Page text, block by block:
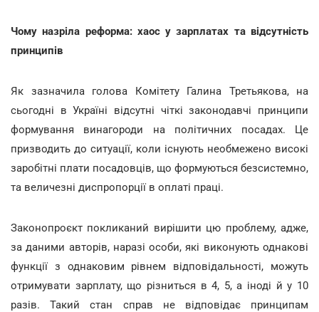
Чому назріла реформа: хаос у зарплатах та відсутність
принципів
Як зазначила голова Комітету Галина Третьякова, на
сьогодні в Україні відсутні чіткі законодавчі принципи
формування винагороди на політичних посадах. Це
призводить до ситуації, коли існують необмежено високі
заробітні плати посадовців, що формуються безсистемно,
та величезні диспропорції в оплаті праці.
Законопроєкт покликаний вирішити цю проблему, адже,
за даними авторів, наразі особи, які виконують однакові
функції з однаковим рівнем відповідальності, можуть
отримувати зарплату, що різниться в 4, 5, а іноді й у 10
разів. Такий стан справ не відповідає принципам